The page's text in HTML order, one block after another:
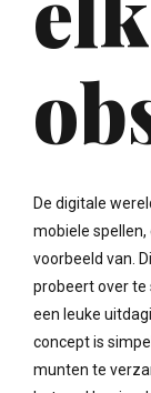
De digitale
mobiele spellen,
voorbeeld van.
probeert over te
een leuke
concept is
munten te